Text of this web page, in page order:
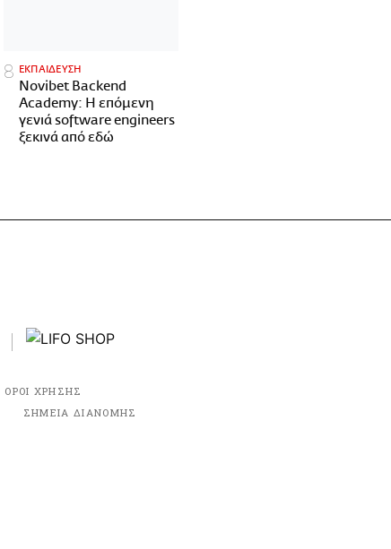
ΕΚΠΑΙΔΕΥΣΗ
Novibet Backend
Academy: Η επόμενη
γενιά software engineers
ξεκινά από εδώ
ΟΡΟΙ ΧΡΗΣΗΣ
ΣΗΜΕΙΑ ΔΙΑΝΟΜΗΣ